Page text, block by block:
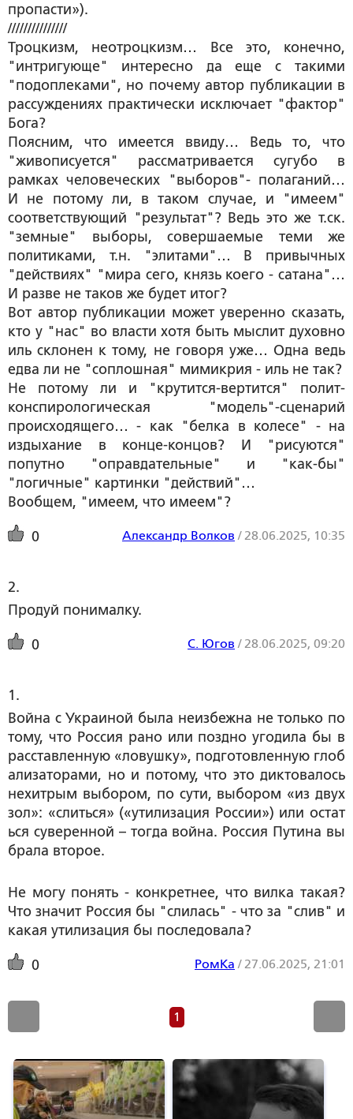
пропасти»).
///////////////
Троцкизм, неотроцкизм… Все это, конечно,
"интригующе" интересно да еще с такими
"подоплеками", но почему автор публикации в
рассуждениях практически исключает "фактор"
Бога?
Поясним, что имеется ввиду… Ведь то, что
"живописуется" рассматривается сугубо в
рамках человеческих "выборов"- полаганий…
И не потому ли, в таком случае, и "имеем"
соответствующий "результат"? Ведь это же т.ск.
"земные" выборы, совершаемые теми же
политиками, т.н. "элитами"… В привычных
"действиях" "мира сего, князь коего - сатана"…
И разве не таков же будет итог?
Вот автор публикации может уверенно сказать,
кто у "нас" во власти хотя быть мыслит духовно
иль склонен к тому, не говоря уже… Одна ведь
едва ли не "соплошная" мимикрия - иль не так?
Не потому ли и "крутится-вертится" полит-
конспирологическая "модель"-сценарий
происходящего… - как "белка в колесе" - на
издыхание в конце-концов? И "рисуются"
попутно "оправдательные" и "как-бы"
"логичные" картинки "действий"…
Вообщем, "имеем, что имеем"?
0 Александр Волков / 28.06.2025, 10:35
2.
Продуй понималку.
0 С. Югов / 28.06.2025, 09:20
1.
Война с Украиной была неизбежна не только по
тому, что Россия рано или поздно угодила бы в
расставленную «ловушку», подготовленную глоб
ализаторами, но и потому, что это диктовалось
нехитрым выбором, по сути, выбором «из двух
зол»: «слиться» («утилизация России») или остат
ься суверенной – тогда война. Россия Путина вы
брала второе.
Не могу понять - конкретнее, что вилка такая?
Что значит Россия бы "слилась" - что за "слив" и
какая утилизация бы последовала?
0 РомКа / 27.06.2025, 21:01
1